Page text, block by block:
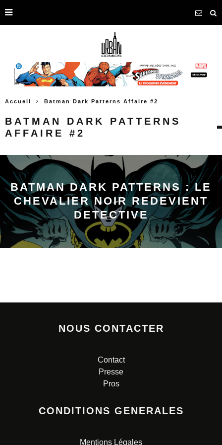
Accueil Batman Dark Patterns Affaire #2
BATMAN DARK PATTERNS
AFFAIRE #2
BATMAN DARK PATTERNS : LE
CHEVALIER NOIR REDEVIENT
DETECTIVE
NOUS CONTACTER
Contact
Presse
Pros
CONDITIONS GENERALES
Mentions Légales